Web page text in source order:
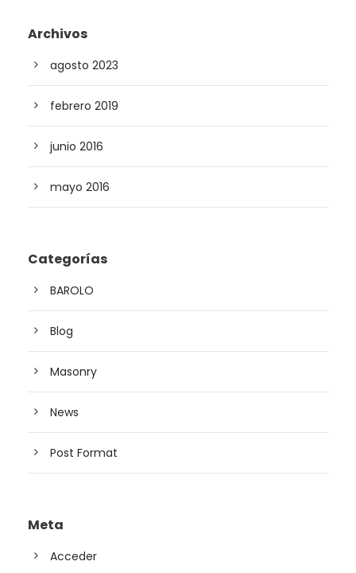
Archivos
agosto 2023
febrero 2019
junio 2016
mayo 2016
Categorías
BAROLO
Blog
Masonry
News
Post Format
Meta
Acceder